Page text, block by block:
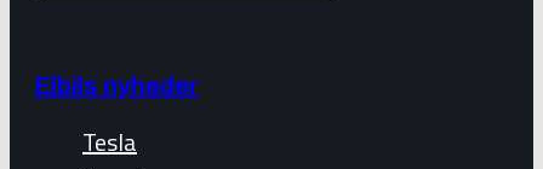
Elbils nyheder
Tesla